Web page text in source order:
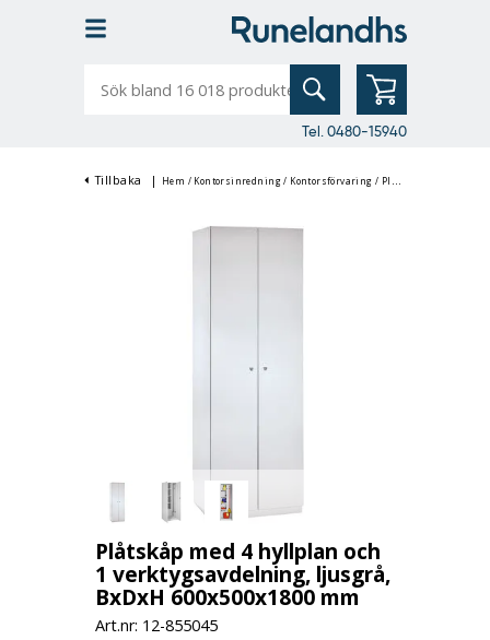
bland
Tel. 0480-15940
Tillbaka | Hem / Kontorsinredning / Kontorsförvaring / Plåtskåp & Förvaringsskåp
Plåtskåp med 4 hyllplan och
1 verktygsavdelning, ljusgrå,
BxDxH 600x500x1800 mm
Art.nr: 12-855045